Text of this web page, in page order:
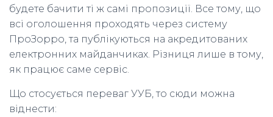
будете бачити ті ж самі пропозиції. Все тому, що
всі оголошення проходять через систему
ПроЗорро, та публікуються на акредитованих
електронних майданчиках. Різниця лише в тому,
як працює саме сервіс.
Що стосується переваг УУБ, то сюди можна
віднести: